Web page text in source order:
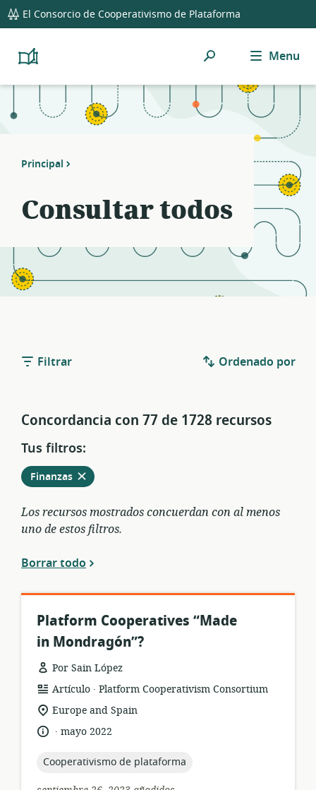
global
navigation
El Consorcio de Cooperativismo de Plataforma
Platform
Resource
Búsqueda Menu
Principal
Consultar todos
Filtrar Ordenado por
Concordancia con 77 de 1728 recursos
Tus filtros:
Eliminar
Finanzasde
entre
filtros
vigentes
Los recursos mostrados concuerdan con al menos
uno de estos filtros.
Borrar todo
Platform Cooperatives “Made
in Mondragón”?
Por Sain López
formato
del
recurso:
Artículo .
publicación:
Platform Cooperativism Consortium
ubicación
relevancia:
Europe and Spain
idioma:
.
fecha
publicación:
mayo 2022
topic:
Cooperativismo de plataforma
Notifications
21
filters
Resource